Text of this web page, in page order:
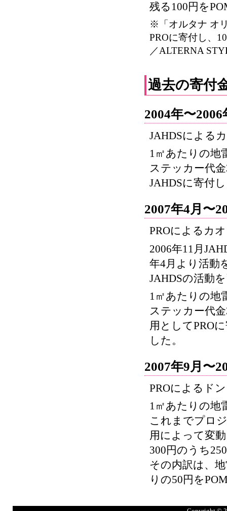
残る100円を
※「オルタナ オ
PROに寄付し、
／ALTERNA
過去の寄付
2004年〜2006
JAHDSによる
1㎡あたりの地
ステッカー代
JAHDSに寄付
2007年4月〜
PROによるカ
2006年11月
年4月より活動
JAHDSの活動
1㎡あたりの地
ステッカー代
用としてPRO
した。
2007年9月〜
PROによるド
1㎡あたりの地
これまでプロ
用によって変
300円のうち
その内訳は、
りの50円を